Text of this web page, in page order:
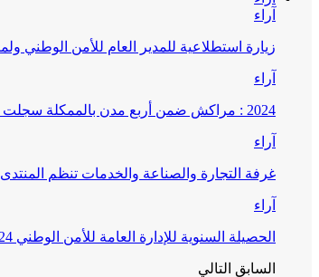
آراء
زيارة استطلاعية للمدير العام للأمن الوطني
آراء
2024 : مراكش ضمن أربع مدن بالممكلة سجلت مامجموعه 656 قضية تتعلق بغسيل الأموال
آراء
غرفة التجارة والصناعة والخدمات تنظم
آراء
الحصيلة السنوية للإدارة العامة للأمن الوطني 2024
السابق التالي